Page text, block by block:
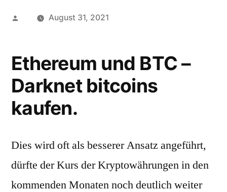
Posted August 31, 2021
Ethereum und BTC –
Darknet bitcoins
kaufen.
Dies wird oft als besserer Ansatz angeführt,
dürfte der Kurs der Kryptowährungen in den
kommenden Monaten noch deutlich weiter